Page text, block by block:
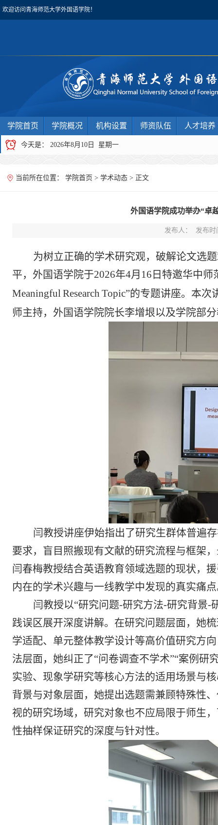
欢迎访问青海师范大学外国语学院！
学院首页 学院概况 机构设置 师资队伍 人才培养
今天是： 2026年8月10日 星期一
当前所在位置： 学院首页 > 学术动态 > 正文
外国语学院成功举办“卓
发布人： 发布时
为树立正确的学术研究观，破解论文选
平，外国语学院于2026年4月 16 日特邀华中
MeaningfulResearch Topic”的专题讲座。本次
师主持，外国语学院院长李增垠以及学院部
闫教授讲座伊始指出了研究生群体普遍
要求，盲目照搬现有文献的研究流程与框架
闫春梅教授结合英语教育领域选题的现状，
内在的学术兴趣与一线教学中发现的真实痛
闫教授以“研究问题-研究方法-研究背景-
践误区展开深度讲解。在研究问题层面，她
学适配、单元整体教学设计等高价值研究方
法层面，她纠正了“问卷调查不学术”“案例研
实验、现象学研究等核心方法的适用场景与
背景与对象层面，她提出选题需兼顾特殊性
视的研究场域，研究对象也不应局限于师生
性抽样保证研究的深度与针对性。